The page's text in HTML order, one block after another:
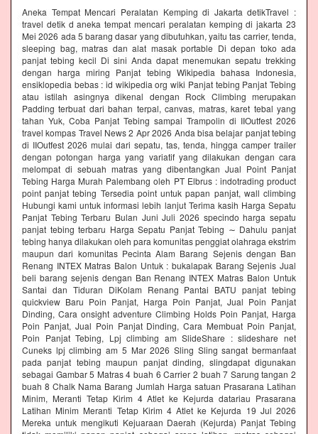
Aneka Tempat Mencari Peralatan Kemping di Jakarta detikTravel :
travel detik d aneka tempat mencari peralatan kemping di jakarta 23
Mei 2026 ada 5 barang dasar yang dibutuhkan, yaitu tas carrier, tenda,
sleeping bag, matras dan alat masak portable Di depan toko ada
panjat tebing kecil Di sini Anda dapat menemukan sepatu trekking
dengan harga miring Panjat tebing Wikipedia bahasa Indonesia,
ensiklopedia bebas : id wikipedia org wiki Panjat tebing Panjat Tebing
atau istilah asingnya dikenal dengan Rock Climbing merupakan
Padding terbuat dari bahan terpal, canvas, matras, karet tebal yang
tahan Yuk, Coba Panjat Tebing sampai Trampolin di IIOutfest 2026
travel kompas Travel News 2 Apr 2026 Anda bisa belajar panjat tebing
di IIOutfest 2026 mulai dari sepatu, tas, tenda, hingga camper trailer
dengan potongan harga yang variatif yang dilakukan dengan cara
melompat di sebuah matras yang dibentangkan Jual Point Panjat
Tebing Harga Murah Palembang oleh PT Elbrus : indotrading product
point panjat tebing Tersedia point untuk papan panjat, wall climbing
Hubungi kami untuk informasi lebih lanjut Terima kasih Harga Sepatu
Panjat Tebing Terbaru Bulan Juni Juli 2026 specindo harga sepatu
panjat tebing terbaru Harga Sepatu Panjat Tebing ∼ Dahulu panjat
tebing hanya dilakukan oleh para komunitas penggiat olahraga ekstrim
maupun dari komunitas Pecinta Alam Barang Sejenis dengan Ban
Renang INTEX Matras Balon Untuk : bukalapak Barang Sejenis Jual
beli barang sejenis dengan Ban Renang INTEX Matras Balon Untuk
Santai dan Tiduran DiKolam Renang Pantai BATU panjat tebing
quickview Baru Poin Panjat, Harga Poin Panjat, Jual Poin Panjat
Dinding, Cara onsight adventure Climbing Holds Poin Panjat, Harga
Poin Panjat, Jual Poin Panjat Dinding, Cara Membuat Poin Panjat,
Poin Panjat Tebing, Lpj climbing am SlideShare : slideshare net
Cuneks lpj climbing am 5 Mar 2026 Sling Sling sangat bermanfaat
pada panjat tebing maupun panjat dinding, slingdapat digunakan
sebagai Gambar 5 Matras 4 buah 6 Carrier 2 buah 7 Sarung tangan 2
buah 8 Chalk Nama Barang Jumlah Harga satuan Prasarana Latihan
Minim, Meranti Tetap Kirim 4 Atlet ke Kejurda datariau Prasarana
Latihan Minim Meranti Tetap Kirim 4 Atlet ke Kejurda 19 Jul 2026
Mereka untuk mengikuti Kejuaraan Daerah (Kejurda) Panjat Tebing